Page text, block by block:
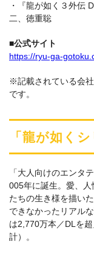
・『龍が如く３外伝
二、徳重聡
■公式サイト
https://ryu-ga-
※記載されている会
です。
「龍が如く
「大人向けのエンタ
005年に誕生。愛、
たちの生き様を描い
できなかったリアル
は2,770万本／DLを
計）。